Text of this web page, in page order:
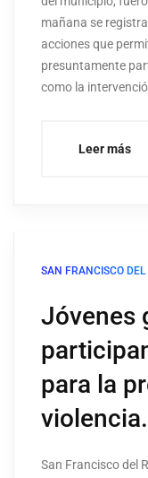
mañana se
acciones que
presuntamente
como la
Leer más
SAN FRANCISCO DEL
Jóvenes
para la
violencia.
San Francisco del